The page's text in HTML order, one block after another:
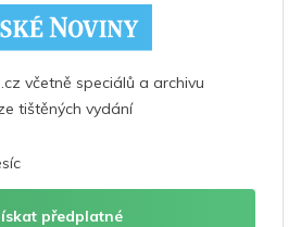
včetně speciálů a archivu
tištěných vydání
předplatné